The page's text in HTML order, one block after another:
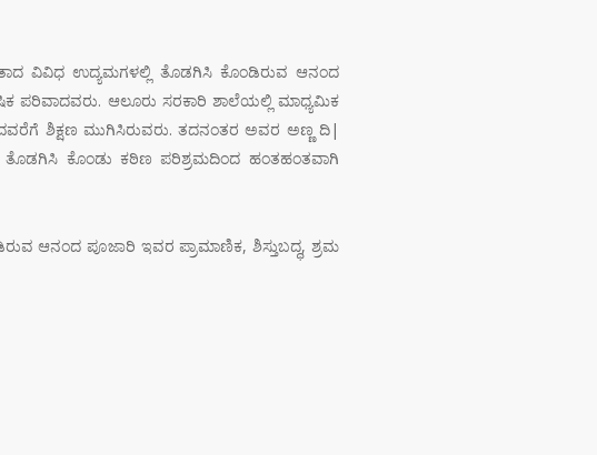
ವಿವಿಧ ಉದ್ಯಮಗಳಲ್ಲಿ ತೊಡಗಿಸಿ ಕೊಂಡಿರುವ ಆನಂದ
ಪರಿವಾದವರು. ಆಲೂರು ಸರಕಾರಿ ಶಾಲೆಯಲ್ಲಿ ಮಾಧ್ಯಮಿಕ
ಶಿಕ್ಷಣ ಮುಗಿಸಿರುವರು. ತದನಂತರ ಅವರ ಅಣ್ಣ ದಿ|
ಕೊಂಡು ಕಠಿಣ ಪರಿಶ್ರಮದಿಂದ ಹಂತಹಂತವಾಗಿ
ಆನಂದ ಪೂಜಾರಿ ಇವರ ಪ್ರಾಮಾಣಿಕ, ಶಿಸ್ತುಬದ್ಧ, ಶ್ರಮ